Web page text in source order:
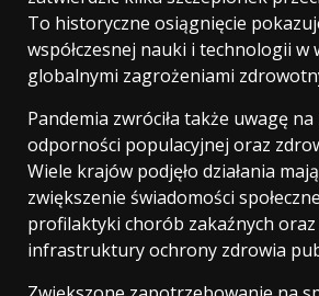
To historyczne osiągnięcie
współczesnej nauki i technologii w
globalnymi zagrożeniami
Pandemia zwróciła także uwagę na
odporności populacyjnej oraz
Wiele krajów podjęło działania
zwiększenie świadomości
profilaktyki chorób zakaźnych
infrastruktury ochrony zdrowia